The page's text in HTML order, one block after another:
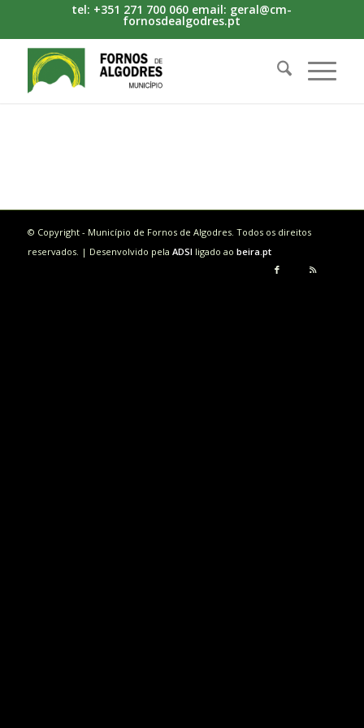
tel: +351 271 700 060 email: geral@cm-
fornosdealgodres.pt
© Copyright - Município de Fornos de Algodres. Todos os direitos
reservados. | Desenvolvido pela ADSI ligado ao beira.pt